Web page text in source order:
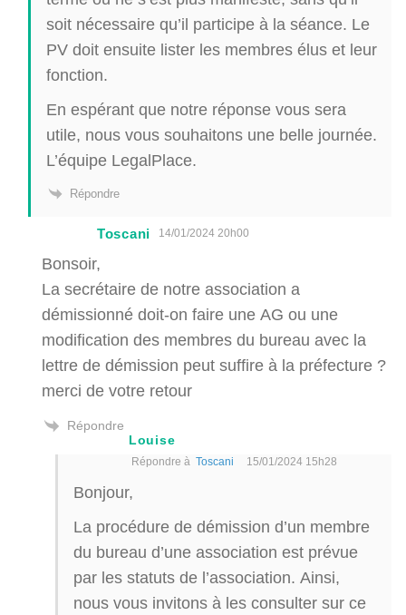
soit nécessaire qu’il participe à la séance. Le
PV doit ensuite lister les membres élus et leur
fonction.
En espérant que notre réponse vous sera
utile, nous vous souhaitons une belle journée.
L’équipe LegalPlace.
Répondre
Toscani 14/01/2024 20h00
Bonsoir,
La secrétaire de notre association a
démissionné doit-on faire une AG ou une
modification des membres du bureau avec la
lettre de démission peut suffire à la préfecture ?
merci de votre retour
Répondre
Louise
Répondre à Toscani 15/01/2024 15h28
Bonjour,
La procédure de démission d’un membre
du bureau d’une association est prévue
par les statuts de l’association. Ainsi,
nous vous invitons à les consulter sur ce